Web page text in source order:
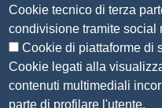
B7DBC70ECD
UNA
B7DCE3DF5B
Cookie tecnico di terza
condivisione tramite social
Cookie di piattaforme di
Cookie legati alla
contenuti multimediali
parte di profilare l'utente.